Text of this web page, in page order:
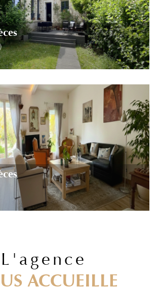
L'agence
ACCUEILLE